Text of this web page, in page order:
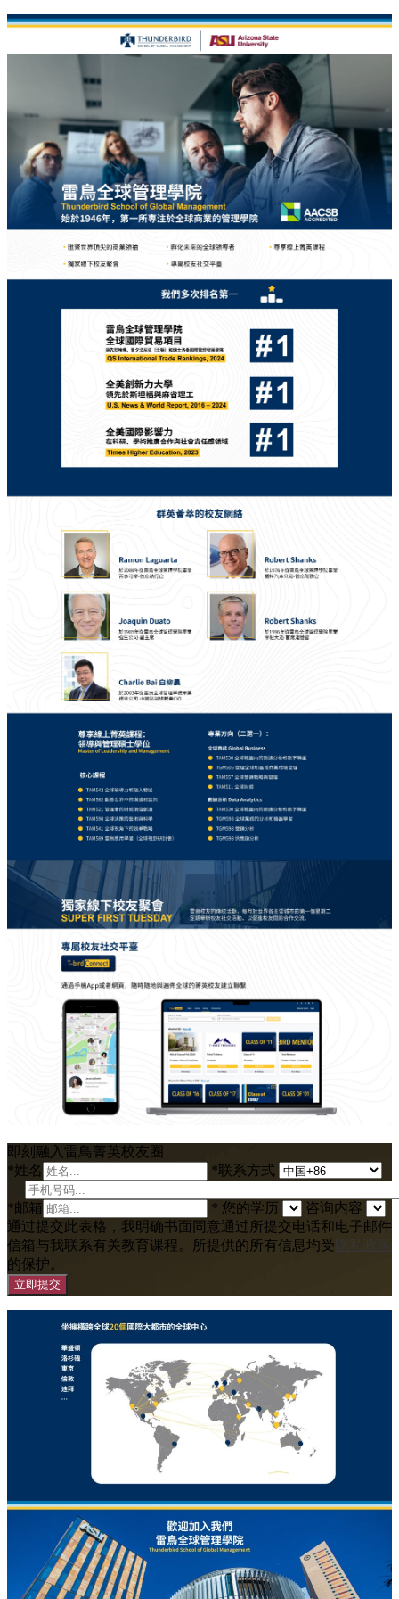
即刻融入雷鳥菁英校友圈
*姓名 *联系方式
*邮箱 * 您的学历
咨询内容
通过提交此表格，我明确书面同意通过所提交电话和电子邮件
信箱与我联系有关教育课程。所提供的所有信息均受 隐私政策
的保护。
立即提交